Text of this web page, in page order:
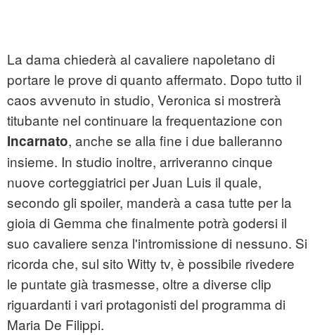
La dama chiederà al cavaliere napoletano di
portare le prove di quanto affermato. Dopo tutto il
caos avvenuto in studio, Veronica si mostrerà
titubante nel continuare la frequentazione con
Incarnato, anche se alla fine i due balleranno
insieme. In studio inoltre, arriveranno cinque
nuove corteggiatrici per Juan Luis il quale,
secondo gli spoiler, manderà a casa tutte per la
gioia di Gemma che finalmente potrà godersi il
suo cavaliere senza l'intromissione di nessuno. Si
ricorda che, sul sito Witty tv, è possibile rivedere
le puntate già trasmesse, oltre a diverse clip
riguardanti i vari protagonisti del programma di
Maria De Filippi.